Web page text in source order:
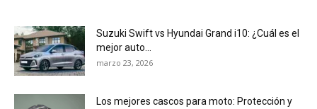
Suzuki Swift vs Hyundai Grand i10: ¿Cuál es el
mejor auto...
marzo 23, 2026
Los mejores cascos para moto: Protección y